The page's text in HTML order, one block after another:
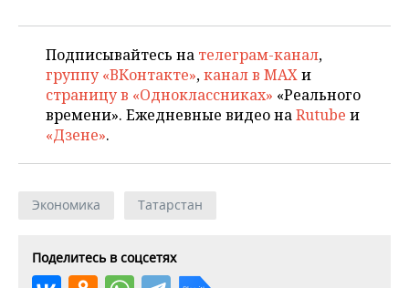
Подписывайтесь на телеграм-канал,
группу «ВКонтакте»,канал в MAXи
страницу в «Одноклассниках» «Реального
времени». Ежедневные видео наRutube и
«Дзене».
Экономика Татарстан
Поделитесь в соцсетях